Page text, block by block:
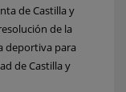
de Castilla y
de la
deportiva para
de Castilla y